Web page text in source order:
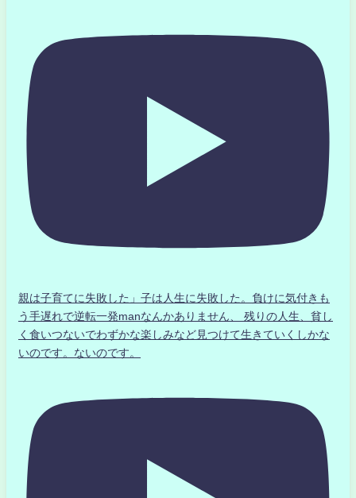
親は子育てに失敗した」子は人生に失敗した。負けに気付きも
う手遅れで逆転一発manなんかありません、 残りの人生、貧し
く食いつないでわずかな楽しみなど見つけて生きていくしかな
いのです。ないのです。